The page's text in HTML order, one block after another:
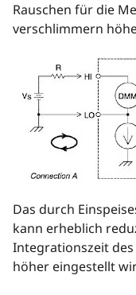
Rauschen für die
verschlimmern
Das durch
kann erheblich
Integrationszeit des
höher eingestellt